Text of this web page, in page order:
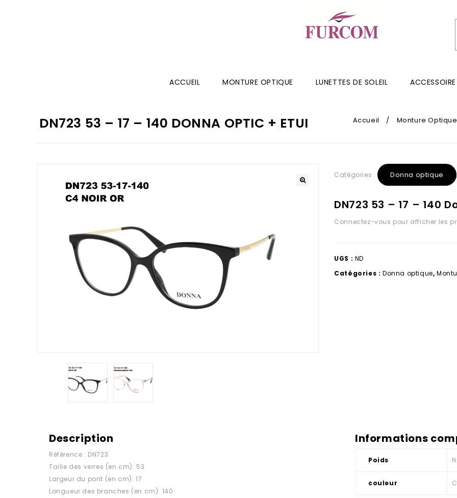
ACCUEIL MONTURE OPTIQUE LUNETTES DE SOLEIL ACCESSOIRE
DN723 53 – 17 – 140 DONNA OPTIC + ETUI Accueil / Monture Optique
Catégories : Donna optique
DN723 53 – 17 – 140
Connectez-vous pour afficher les
UGS : ND
Catégories : Donna optique,
Description
Référence : DN723
Taille des verres (en cm): 53
Largeur du pont (en cm): 17
Longueur des branches (en cm): 140
Informations
Poids
couleur